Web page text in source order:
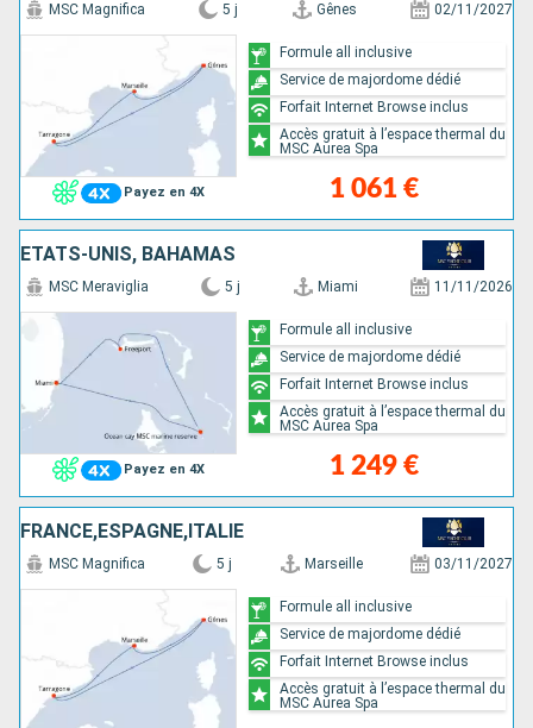
Payez en 4X
MSC Magnifica 5 j Gênes 02/11/2027
1 061 €
Formule all inclusive
Service de majordome dédié
Forfait Internet Browse inclus
Accès gratuit à l’espace thermal du
MSC Aurea Spa
ÉTATS-UNIS, BAHAMAS
Payez en 4X
MSC Meraviglia 5 j Miami 11/11/2026
1 249 €
Formule all inclusive
Service de majordome dédié
Forfait Internet Browse inclus
Accès gratuit à l’espace thermal du
MSC Aurea Spa
FRANCE,ESPAGNE,ITALIE
MSC Magnifica 5 j Marseille 03/11/2027
Formule all inclusive
Service de majordome dédié
Forfait Internet Browse inclus
Accès gratuit à l’espace thermal du
MSC Aurea Spa